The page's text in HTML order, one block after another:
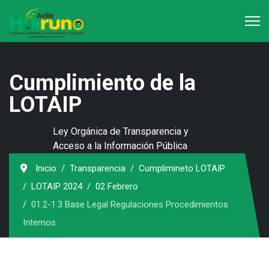
Cumplimiento de la
LOTAIP
Ley Orgánica de Transparencia y
Acceso a la Información Pública
Inicio Transparencia
Cumplimineto LOTAIP
LOTAIP 2024
02 Febrero
01.2-1.3 Base Legal Regulaciones Procedimientos
Internos